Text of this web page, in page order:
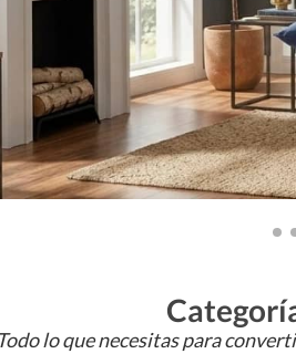
Todo lo que necesitas para